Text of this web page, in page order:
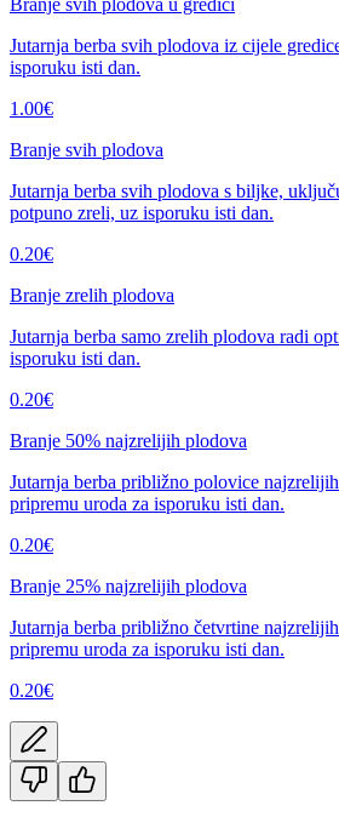
Branje svih plodova u gredici
Jutarnja berba svih plodova iz cijele
isporuku isti dan.
1.00€
Branje svih plodova
Jutarnja berba svih plodova s biljke,
potpuno zreli, uz isporuku isti dan.
0.20€
Branje zrelih plodova
Jutarnja berba samo zrelih plodova radi
isporuku isti dan.
0.20€
Branje 50% najzrelijih plodova
Jutarnja berba približno polovice
pripremu uroda za isporuku isti dan.
0.20€
Branje 25% najzrelijih plodova
Jutarnja berba približno četvrtine
pripremu uroda za isporuku isti dan.
0.20€